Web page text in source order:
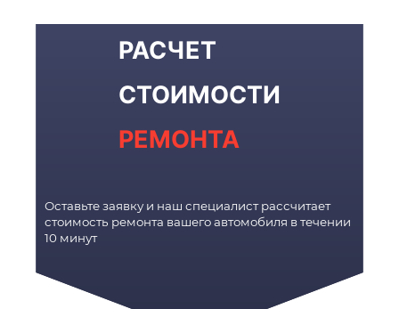
РАСЧЕТ
СТОИМОСТИ
РЕМОНТА
Оставьте заявку и наш специалист рассчитает
стоимость ремонта вашего автомобиля в течении
10 минут